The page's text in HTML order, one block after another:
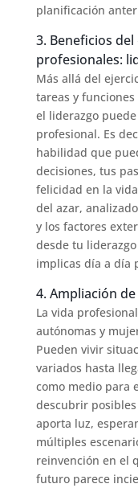
planificación
3. Beneficios
profesionales:
Más allá del
tareas y
el liderazgo
profesional. Es
habilidad que
decisiones, tus
felicidad en la
del azar,
y los factores
desde tu
implicas día a día
4. Ampliación
La vida
autónomas y
Pueden vivir
variados hasta
como medio para
descubrir posibles
aporta luz,
múltiples
reinvención en el
futuro parece